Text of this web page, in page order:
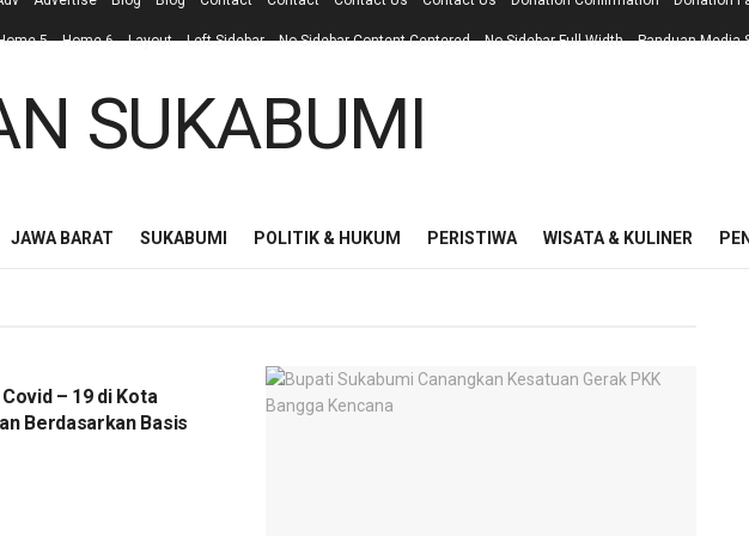
5 Home 6 Layout Left Sidebar No Sidebar Content Centered No Sidebar Full Width Panduan Media
JAWA BARAT SUKABUMI POLITIK & HUKUM PERISTIWA WISATA & KULINER
– 19 di Kota
Berdasarkan Basis